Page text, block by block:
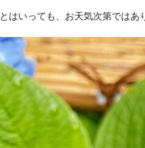
とはいっても、お天気次第ではあ